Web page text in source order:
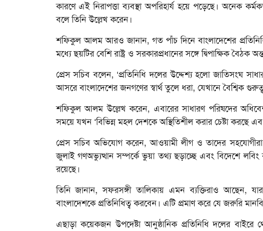
কারণে এই নিরাপত্তা ব্যবস্থা অপরিহার্য হয়ে পড়েছে। অনেক
বলে তিনি উল্লেখ করেন।
শফিকুল আলম আরও জানান, গত পাঁচ দিনে বাংলাদেশের
মধ্যে ছয়টির বেশি রাষ্ট্র ও সরকারপ্রধানের সঙ্গে দ্বিপাক্ষিক বৈঠক
প্রেস সচিব বলেন, ‘প্রতিনিধি দলের উদ্দেশ্য হলো জাতিসংঘ
আসরে বাংলাদেশের জনগণের স্বার্থ তুলে ধরা, যেখানে বৈশ্বিক
শফিকুল আলম উল্লেখ করেন, এবারের সাধারণ পরিষদের
সময়ে যখন ‘বিভিন্ন মহল দেশকে অস্থিতিশীল করার চেষ্টা করছে
প্রেস সচিব অভিযোগ করেন, আওয়ামী লীগ ও তাদের সহযোগীরা
জুলাই গণঅভ্যুত্থান সম্পর্কে ভুয়া তথ্য ছড়াচ্ছে এবং বিদেশে
রয়েছে।
তিনি জানান, সফরসঙ্গী তালিকায় এমন ব্যক্তিরাও আছেন,
বাংলাদেশকে প্রতিনিধিত্ব করবেন। এটি প্রমাণ করে যে জরুরি
এছাড়া কয়েকজন উপদেষ্টা আনুষ্ঠানিক প্রতিনিধি দলের বাইরে